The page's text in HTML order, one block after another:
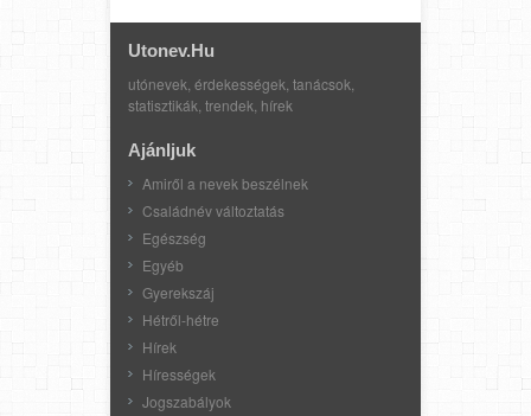
Utonev.hu
utónevek, érdekességek, tanácsok,
statisztikák, trendek, hírek
Ajánljuk
Amiről a nevek beszélnek
Családnév változtatás
Egészség
Egyéb
Gyerekszáj
Hétről-hétre
Hírek
Hírességek
Jogszabályok